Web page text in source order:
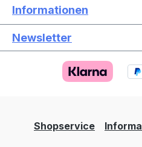
Informationen
Newsletter
Shopservice
Text vergrößern
Farben invertieren